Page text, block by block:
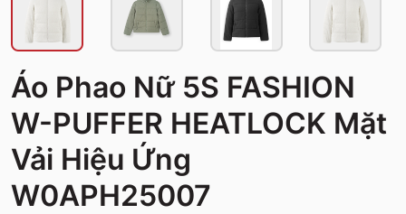
Áo Phao Nữ 5S FASHION
W-PUFFER HEATLOCK Mặt
Vải Hiệu Ứng
W0APH25007